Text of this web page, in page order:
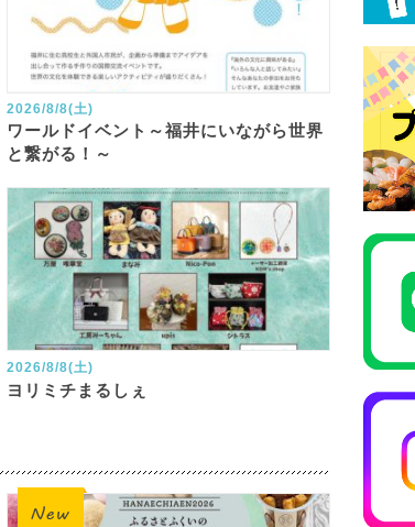
2026/8/8(土)
ワールドイベント～福井にいながら世界
と繋がる！～
2026/8/8(土)
ヨリミチまるしぇ